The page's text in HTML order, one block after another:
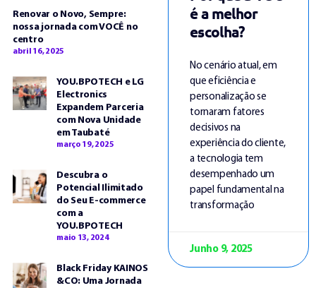
Renovar o Novo, Sempre:
nossa jornada com VOCÊ no
centro
abril 16, 2025
YOU.BPOTECH e LG
Electronics
Expandem Parceria
com Nova Unidade
em Taubaté
março 19, 2025
Descubra o
Potencial Ilimitado
do Seu E-commerce
com a
YOU.BPOTECH
maio 13, 2024
Black Friday KAINOS
&CO: Uma Jornada
é a melhor
escolha?
No cenário atual, em
que eficiência e
personalização se
tornaram fatores
decisivos na
experiência do cliente,
a tecnologia tem
desempenhado um
papel fundamental na
transformação
Junho 9, 2025